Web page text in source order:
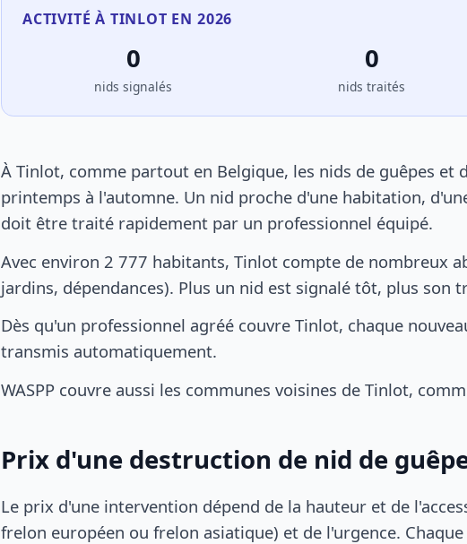
ACTIVITÉ À TINLOT EN 2026
0
nids signalés
0
nids traités
À Tinlot, comme partout en Belgique, les nids de guêpes et
printemps à l'automne. Un nid proche d'une habitation,
doit être traité rapidement par un professionnel équipé.
Avec environ 2 777 habitants, Tinlot compte de nombreux
jardins, dépendances). Plus un nid est signalé tôt, plus son
Dès qu'un professionnel agréé couvre Tinlot, chaque
transmis automatiquement.
WASPP couvre aussi les communes voisines de Tinlot,
Prix d'une destruction de nid de
Le prix d'une intervention dépend de la hauteur et de
frelon européen ou frelon asiatique) et de l'urgence.